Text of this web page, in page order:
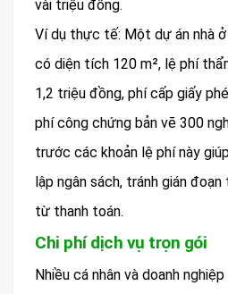
vài triệu đồng.
Ví dụ thực tế: Một dự án nhà ở
có diện tích 120 m², lệ phí
1,2 triệu đồng, phí cấp giấy
phí công chứng bản vẽ 300
trước các khoản lệ phí này
lập ngân sách, tránh gián
từ thanh toán.
Chi phí dịch vụ trọn gói
Nhiều cá nhân và doanh